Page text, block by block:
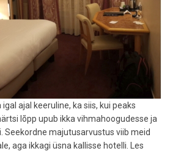
ajal keeruline, ka siis, kui peaks
lõpp upub ikka vihmahoogudesse ja
Seekordne majutusarvustus viib meid
aga ikkagi üsna kallisse hotelli. Les